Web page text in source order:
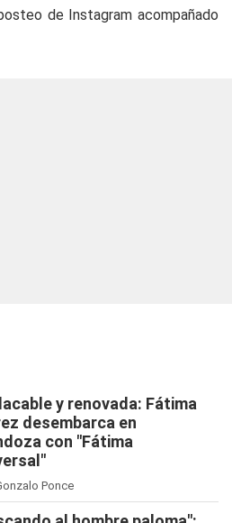
de Instagram acompañado
y renovada: Fátima
desembarca en
con "Fátima
Ponce